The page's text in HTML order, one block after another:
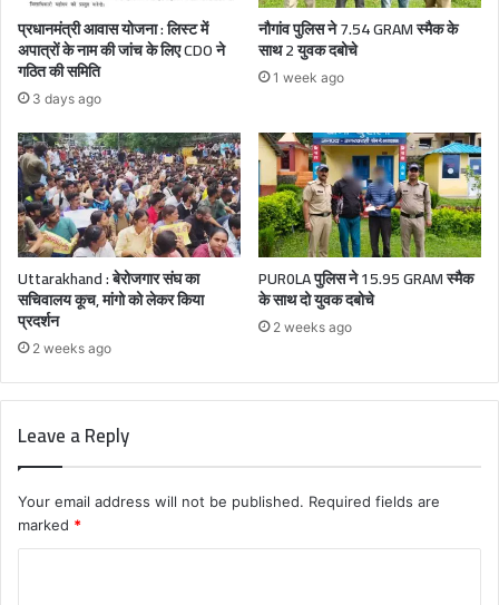
प्रधानमंत्री आवास योजना : लिस्ट में
अपात्रों के नाम की जांच के लिए CDO ने
गठित की समिति
3 days ago
नौगांव पुलिस ने 7.54 GRAM स्मैक के
साथ 2 युवक दबोचे
1 week ago
Uttarakhand : बेरोजगार संघ का
सचिवालय कूच, मांगो को लेकर किया
प्रदर्शन
2 weeks ago
PUR0LA पुलिस ने 15.95 GRAM स्मैक
के साथ दो युवक दबोचे
2 weeks ago
Leave a Reply
Your email address will not be published. Required fields are
marked *